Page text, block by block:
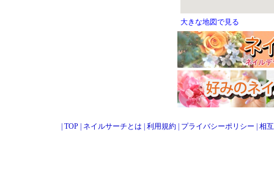
大きな地図で見る
TOP ネイルサーチとは 利用規約 プライバシーポリシー 相